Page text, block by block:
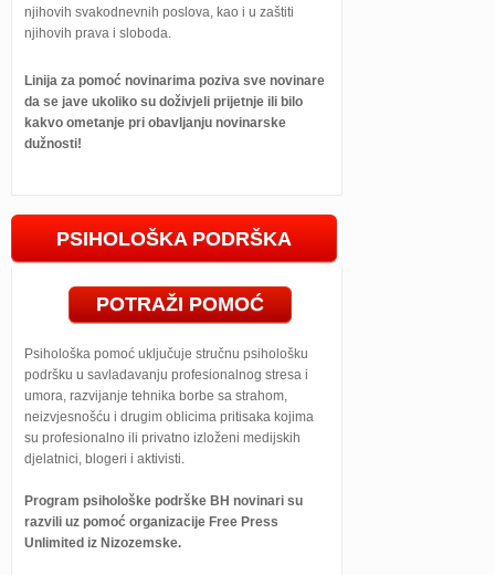
njihovih svakodnevnih poslova, kao i u zaštiti
njihovih prava i sloboda.
Linija za pomoć novinarima poziva sve novinare
da se jave ukoliko su doživjeli prijetnje ili bilo
kakvo ometanje pri obavljanju novinarske
dužnosti!
PSIHOLOŠKA PODRŠKA
POTRAŽI POMOĆ
Psihološka pomoć uključuje stručnu psihološku
podršku u savladavanju profesionalnog stresa i
umora, razvijanje tehnika borbe sa strahom,
neizvjesnošću i drugim oblicima pritisaka kojima
su profesionalno ili privatno izloženi medijskih
djelatnici, blogeri i aktivisti.
Program psihološke podrške BH novinari su
razvili uz pomoć organizacije Free Press
Unlimited iz Nizozemske.